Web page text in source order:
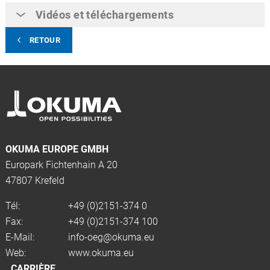
Vidéos et téléchargements
RETOUR
OKUMA EUROPE GMBH
Europark Fichtenhain A 20
47807 Krefeld
Tél:
+49 (0)2151-374 0
Fax:
+49 (0)2151-374 100
E-Mail:
info-oeg@okuma.eu
Web:
www.okuma.eu